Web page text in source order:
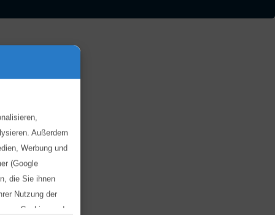
Außerdem
Werbung und
(Google
die Sie ihnen
Nutzung der
von Cookies und